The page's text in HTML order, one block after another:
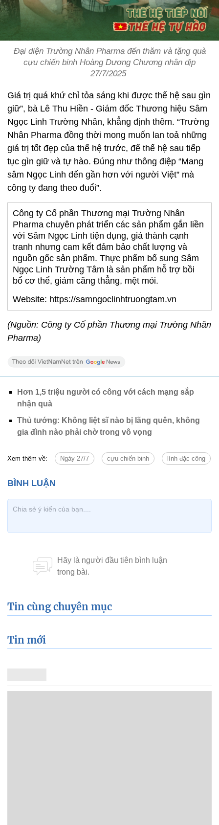
Đại diện Trường Nhân Pharma đến thăm và tặng quà
cựu chiến binh Hoàng Dương Chương nhân dịp
27/7/2025
Giá trị quá khứ chỉ tỏa sáng khi được thế hệ sau gìn
giữ”, bà Lê Thu Hiền - Giám đốc Thương hiệu Sâm
Ngọc Linh Trường Nhân, khẳng định thêm. “Trường
Nhân Pharma đồng thời mong muốn lan toả những
giá trị tốt đẹp của thế hệ trước, để thế hệ sau tiếp
tục gìn giữ và tự hào. Đúng như thông điệp “Mang
sâm Ngọc Linh đến gần hơn với người Việt” mà
công ty đang theo đuổi”.
Công ty Cổ phần Thương mại Trường Nhân
Pharma chuyên phát triển các sản phẩm gắn liền
với Sâm Ngọc Linh tiện dụng, giá thành cạnh
tranh nhưng cam kết đảm bảo chất lượng và
nguồn gốc sản phẩm. Thực phẩm bổ sung Sâm
Ngọc Linh Trường Tâm là sản phẩm hỗ trợ bồi
bổ cơ thể, giảm căng thẳng, mệt mỏi.
Website: https://samngoclinhtruongtam.vn
(Nguồn: Công ty Cổ phần Thương mại Trường Nhân
Pharma)
Hơn 1,5 triệu người có công với cách mạng sắp
nhận quà
Thủ tướng: Không liệt sĩ nào bị lãng quên, không
gia đình nào phải chờ trong vô vọng
Xem thêm về: Ngày 27/7 cựu chiến binh lính đặc công
Tin cùng chuyên mục
Tin mới